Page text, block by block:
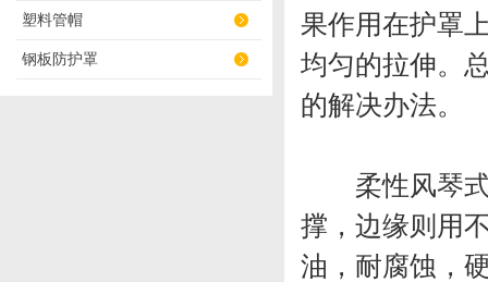
塑料管帽
钢板防护罩
果作用在护罩
均匀的拉伸。
的解决办法。
柔性风琴式
撑，边缘则用
油，耐腐蚀，